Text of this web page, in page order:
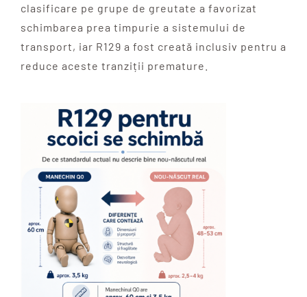
clasificare pe grupe de greutate a favorizat
schimbarea prea timpurie a sistemului de
transport, iar R129 a fost creată inclusiv pentru a
reduce aceste tranziții premature.